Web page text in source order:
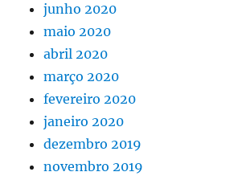
junho 2020
maio 2020
abril 2020
março 2020
fevereiro 2020
janeiro 2020
dezembro 2019
novembro 2019